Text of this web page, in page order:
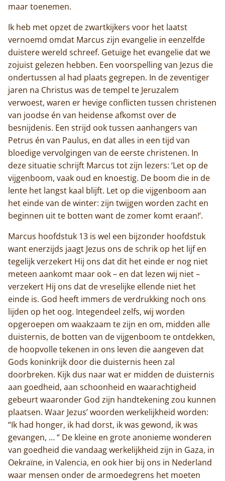
Home
Trappisten
De abdij
Actueel
Monnik worden
Contact
maar toenemen.
Ik heb met opzet de zwartkijkers voor het laatst
vernoemd omdat Marcus zijn evangelie in eenzelfde
duistere wereld schreef. Getuige het evangelie dat we
zojuist gelezen hebben. Een voorspelling van Jezus die
ondertussen al had plaats gegrepen. In de zeventiger
jaren na Christus was de tempel te Jeruzalem
verwoest, waren er hevige conflicten tussen christenen
van joodse én van heidense afkomst over de
besnijdenis. Een strijd ook tussen aanhangers van
Petrus én van Paulus, en dat alles in een tijd van
bloedige vervolgingen van de eerste christenen. In
deze situatie schrijft Marcus tot zijn lezers: ‘Let op de
vijgenboom, vaak oud en knoestig. De boom die in de
lente het langst kaal blijft. Let op die vijgenboom aan
het einde van de winter: zijn twijgen worden zacht en
beginnen uit te botten want de zomer komt eraan!’.
Marcus hoofdstuk 13 is wel een bijzonder hoofdstuk
want enerzijds jaagt Jezus ons de schrik op het lijf en
tegelijk verzekert Hij ons dat dit het einde er nog niet
meteen aankomt maar ook – en dat lezen wij niet –
verzekert Hij ons dat de vreselijke ellende niet het
einde is. God heeft immers de verdrukking noch ons
lijden op het oog. Integendeel zelfs, wij worden
opgeroepen om waakzaam te zijn en om, midden alle
duisternis, de botten van de vijgenboom te ontdekken,
de hoopvolle tekenen in ons leven die aangeven dat
Gods koninkrijk door die duisternis heen zal
doorbreken. Kijk dus naar wat er midden de duisternis
aan goedheid, aan schoonheid en waarachtigheid
gebeurt waaronder God zijn handtekening zou kunnen
plaatsen. Waar Jezus’ woorden werkelijkheid worden:
“Ik had honger, ik had dorst, ik was gewond, ik was
gevangen, … “ De kleine en grote anonieme wonderen
van goedheid die vandaag werkelijkheid zijn in Gaza, in
Oekraïne, in Valencia, en ook hier bij ons in Nederland
waar mensen onder de armoedegrens het moeten